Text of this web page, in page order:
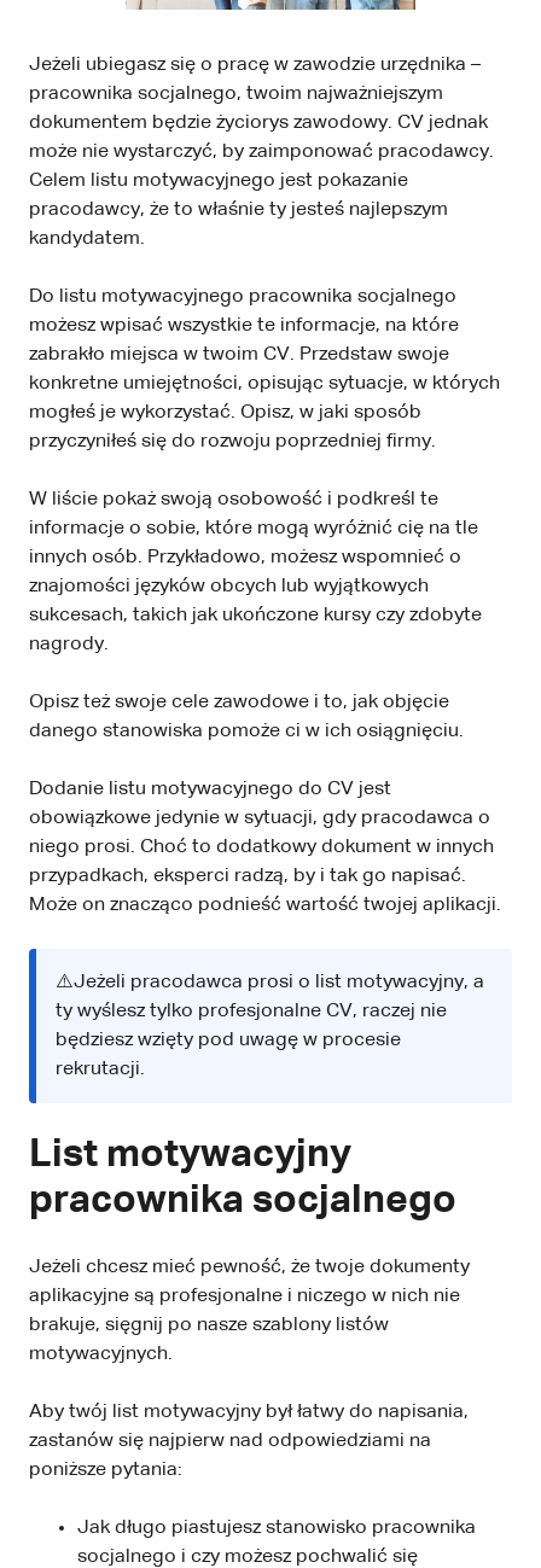
Jeżeli ubiegasz się o pracę w zawodzie urzędnika –
pracownika socjalnego, twoim najważniejszym
dokumentem będzie życiorys zawodowy. CV jednak
może nie wystarczyć, by zaimponować pracodawcy.
Celem listu motywacyjnego jest pokazanie
pracodawcy, że to właśnie ty jesteś najlepszym
kandydatem.
Do listu motywacyjnego pracownika socjalnego
możesz wpisać wszystkie te informacje, na które
zabrakło miejsca w twoim CV. Przedstaw swoje
konkretne umiejętności, opisując sytuacje, w których
mogłeś je wykorzystać. Opisz, w jaki sposób
przyczyniłeś się do rozwoju poprzedniej firmy.
W liście pokaż swoją osobowość i podkreśl te
informacje o sobie, które mogą wyróżnić cię na tle
innych osób. Przykładowo, możesz wspomnieć o
znajomości języków obcych lub wyjątkowych
sukcesach, takich jak ukończone kursy czy zdobyte
nagrody.
Opisz też swoje cele zawodowe i to, jak objęcie
danego stanowiska pomoże ci w ich osiągnięciu.
Dodanie listu motywacyjnego do CV jest
obowiązkowe jedynie w sytuacji, gdy pracodawca o
niego prosi. Choć to dodatkowy dokument w innych
przypadkach, eksperci radzą, by i tak go napisać.
Może on znacząco podnieść wartość twojej aplikacji.
⚠️Jeżeli pracodawca prosi o list motywacyjny, a
ty wyślesz tylko profesjonalne CV, raczej nie
będziesz wzięty pod uwagę w procesie
rekrutacji.
List motywacyjny
pracownika socjalnego
Jeżeli chcesz mieć pewność, że twoje dokumenty
aplikacyjne są profesjonalne i niczego w nich nie
brakuje, sięgnij po nasze szablony listów
motywacyjnych.
Aby twój list motywacyjny był łatwy do napisania,
zastanów się najpierw nad odpowiedziami na
poniższe pytania:
Jak długo piastujesz stanowisko pracownika
socjalnego i czy możesz pochwalić się